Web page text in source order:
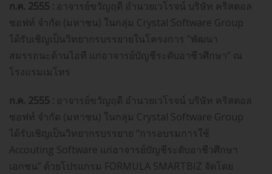
ก.ค. 2555 : อาจารย์ขวัญฤดี อำนวยเวโรจน์ บริษัท คริสตอล
ซอฟท์ จำกัด (มหาชน) ในกลุ่ม Crystal Software Group
ได้รับเชิญเป็นวิทยากรบรรยายในโครงการ “พัฒนา
สมรรถนะด้านไอที แก่อาจารย์บัญชีระดับอาชีวศึกษา” ณ
โรงแรมเมโทร
ก.ค. 2555 : อาจารย์ขวัญฤดี อำนวยเวโรจน์ บริษัท คริสตอล
ซอฟท์ จำกัด (มหาชน) ในกลุ่ม Crystal Software Group
ได้รับเชิญเป็นวิทยากรบรรยาย “การอบรมการใช้
Accouting Software แก่อาจารย์บัญชีระดับอาชีวศึกษา
เอกชน” ด้วยโปรแกรม FORMULA SMARTBIZ จัดโดย